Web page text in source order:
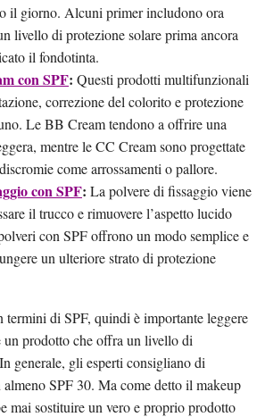
il giorno. Alcuni primer includono ora
livello di protezione solare prima ancora
il fondotinta.
con SPF: Questi prodotti multifunzionali
correzione del colorito e protezione
Le BB Cream tendono a offrire una
mentre le CC Cream sono progettate
come arrossamenti o pallore.
con SPF: La polvere di fissaggio viene
il trucco e rimuovere l’aspetto lucido
con SPF offrono un modo semplice e
un ulteriore strato di protezione
di SPF, quindi è importante leggere
un prodotto che offra un livello di
generale, gli esperti consigliano di
SPF 30. Ma come detto il makeup
mai sostituire un vero e proprio prodotto